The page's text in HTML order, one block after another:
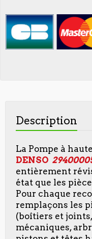
Description
La Pompe à
DENSO
entièrement
état que les
Pour chaque
remplaçons les
(boîtiers et
mécaniques,